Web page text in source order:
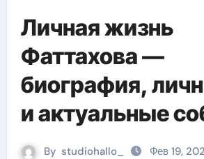
Личная жизнь
Фаттахова —
биография,
и актуальные
By studiohallo_ Фев 19,